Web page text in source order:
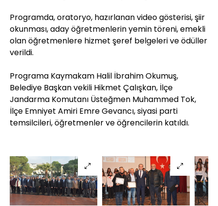
​​​​​​​Programda, oratoryo, hazırlanan video gösterisi, şiir
okunması, aday öğretmenlerin yemin töreni, emekli
olan öğretmenlere hizmet şeref belgeleri ve ödüller
verildi.
Programa Kaymakam Halil İbrahim Okumuş,
Belediye Başkan vekili Hikmet Çalışkan, İlçe
Jandarma Komutanı Üsteğmen Muhammed Tok,
İlçe Emniyet Amiri Emre Gevancı, siyasi parti
temsilcileri, öğretmenler ve öğrencilerin katıldı.